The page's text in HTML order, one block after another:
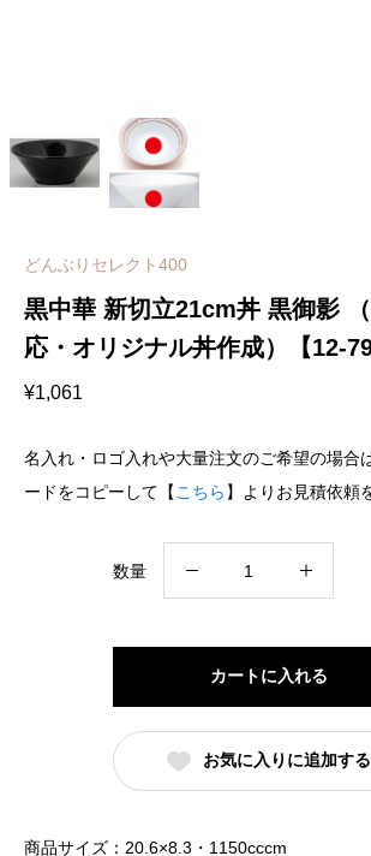
どんぶりセレクト400
黒中華 新切立21cm丼 黒御影
応・オリジナル丼作成）【12-
¥1,061
名入れ・ロゴ入れや大量注文のご希望の場合
ードをコピーして【 こちら 】よりお見積依頼
数量
立
21cm
丼
カートに入れる
お気に入りに追加する
商品サイズ：20.6×8.3・1150cccm